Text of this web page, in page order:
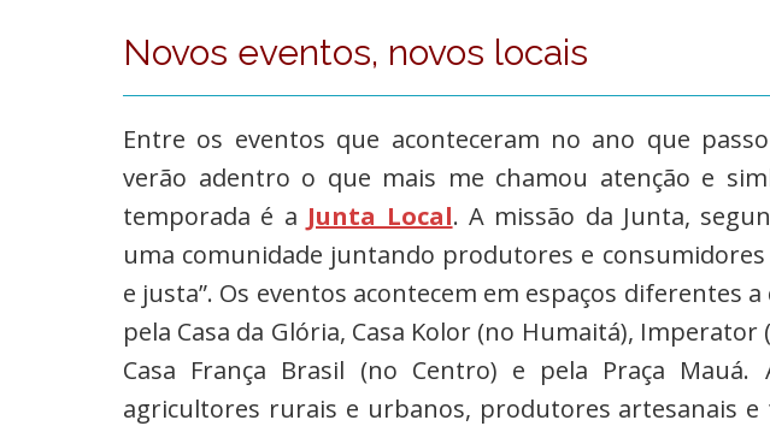
Novos eventos, novos locais
Entre os eventos que aconteceram no ano que
verão adentro o que mais me chamou atenção e
temporada é a Junta Local. A missão da Junta,
uma comunidade juntando produtores e
e justa”. Os eventos acontecem em espaços diferentes
pela Casa da Glória, Casa Kolor (no Humaitá),
Casa França Brasil (no Centro) e pela Praça Mauá.
agricultores rurais e urbanos, produtores artesanais e